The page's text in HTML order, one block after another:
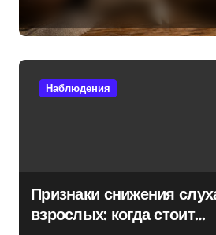
Наблюдения
Признаки снижения
взрослых: когда стоит